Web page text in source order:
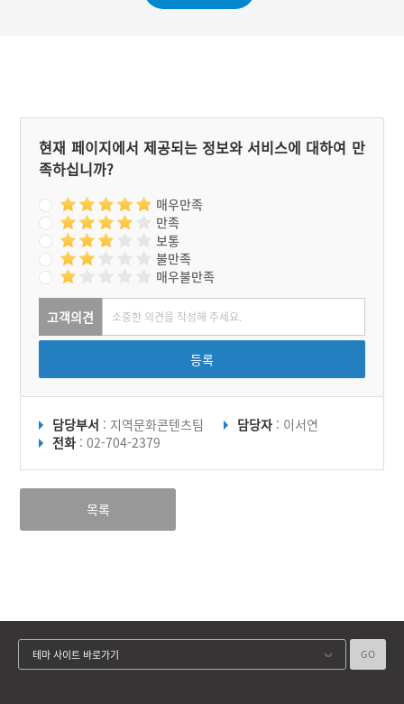
현재 페이지에서 제공되는 정보와 서비스에 대하여 만
족하십니까?
매우만족
만족
보통
불만족
매우불만족
고객의견
등록
담당부서 : 지역문화콘텐츠팀 담당자 : 이서연
전화 : 02-704-2379
목록
테마 사이트 바로가기 GO